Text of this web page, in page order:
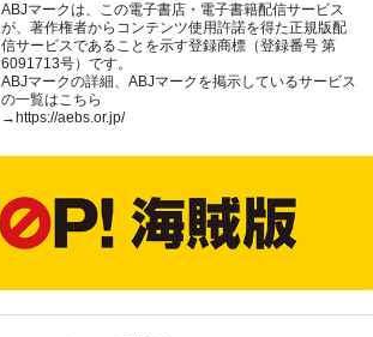
ABJマークは、この電子書店・電子書籍配信サービス
が、著作権者からコンテンツ使用許諾を得た正規版配
信サービスであることを示す登録商標（登録番号 第
6091713号）です。
ABJマークの詳細、ABJマークを掲示しているサービス
の一覧はこちら
→ https://aebs.or.jp/